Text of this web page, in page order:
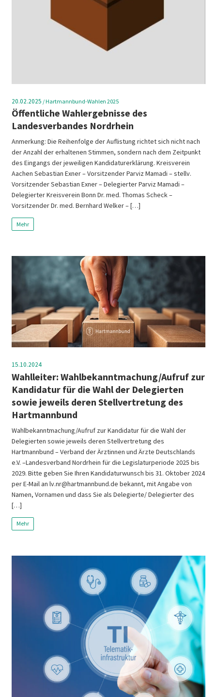
20.02.2025 /Hartmannbund-Wahlen 2025
Öffentliche Wahlergebnisse des
Landesverbandes Nordrhein
Anmerkung: Die Reihenfolge der Auflistung richtet sich nicht nach
der Anzahl der erhaltenen Stimmen, sondern nach dem Zeitpunkt
des Eingangs der jeweiligen Kandidaturerklärung. Kreisverein
Aachen Sebastian Exner – Vorsitzender Parviz Mamadi – stellv.
Vorsitzender Sebastian Exner – Delegierter Parviz Mamadi –
Delegierter Kreisverein Bonn Dr. med. Thomas Scheck –
Vorsitzender Dr. med. Bernhard Welker – […]
Mehr
15.10.2024
Wahlleiter: Wahlbekanntmachung/Aufruf zur
Kandidatur für die Wahl der Delegierten
sowie jeweils deren Stellvertretung des
Hartmannbund
Wahlbekanntmachung/Aufruf zur Kandidatur für die Wahl der
Delegierten sowie jeweils deren Stellvertretung des
Hartmannbund – Verband der Ärztinnen und Ärzte Deutschlands
e.V. –Landesverband Nordrhein für die Legislaturperiode 2025 bis
2029. Bitte geben Sie Ihren Kandidaturwunsch bis 31. Oktober 2024
per E-Mail an lv.nr@hartmannbund.de bekannt, mit Angabe von
Namen, Vornamen und dass Sie als Delegierte/ Delegierter des
[…]
Mehr